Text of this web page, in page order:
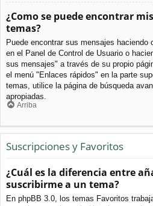
¿Como se puede encontrar
temas?
Puede encontrar sus mensajes
en el Panel de Control de Usuario o
sus mensajes" a través de su propio
el menú "Enlaces rápidos" en la parte
temas, utilice la página de búsqueda
apropiadas.
Arriba
Suscripciones y Favoritos
¿Cuál es la diferencia entre
suscribirme a un tema?
En phpBB 3.0, los temas Favoritos